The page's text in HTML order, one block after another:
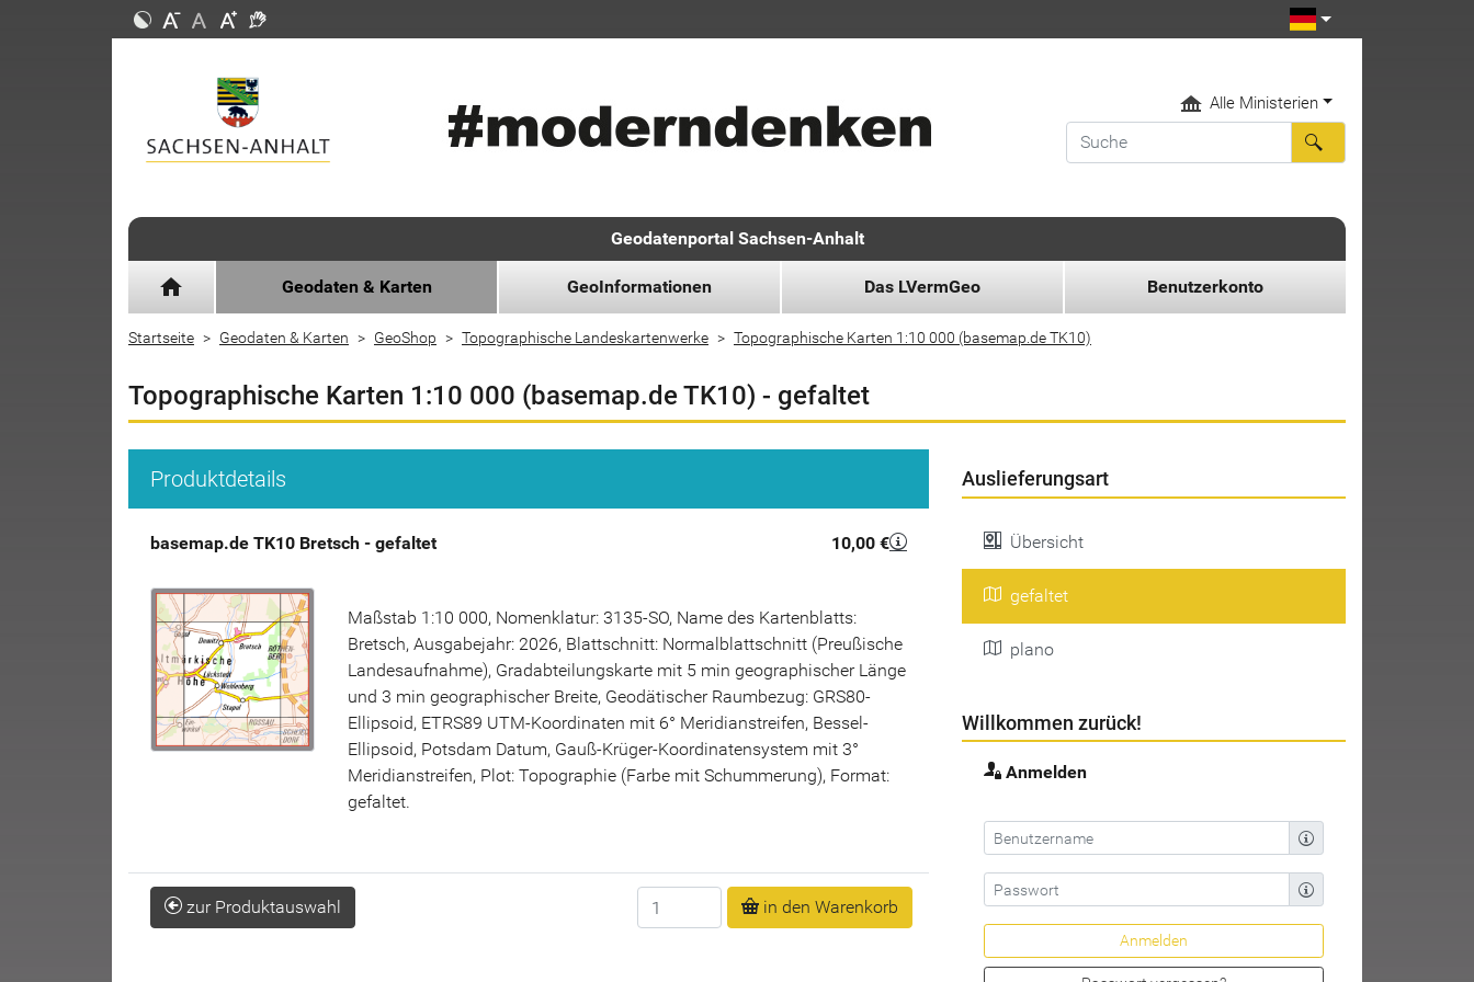
Alle Ministerien
Geodatenportal Sachsen-Anhalt
home Geodaten & Karten GeoInformationen Das LVermGeo Benutzerkonto
Startseite Geodaten & Karten GeoShop Topographische Landeskartenwerke Topographische Karten 1:10 000 (basemap.de TK10)
Topographische Karten 1:10 000 (basemap.de TK10) - gefaltet
Produktdetails
basemap.de TK10 Bretsch - gefaltet 10,00 €
Maßstab 1:10 000, Nomenklatur: 3135-SO, Name des Kartenblatts:
Bretsch, Ausgabejahr: 2026, Blattschnitt: Normalblattschnitt (Preußische
Landesaufnahme), Gradabteilungskarte mit 5 min geographischer Länge
und 3 min geographischer Breite, Geodätischer Raumbezug: GRS80-
Ellipsoid, ETRS89 UTM-Koordinaten mit 6° Meridianstreifen, Bessel-
Ellipsoid, Potsdam Datum, Gauß-Krüger-Koordinatensystem mit 3°
Meridianstreifen, Plot: Topographie (Farbe mit Schummerung), Format:
gefaltet.
zur Produktauswahl Anzahl in den Warenkorb
Auslieferungsart
Übersicht
gefaltet
plano
Willkommen zurück!
Anmelden